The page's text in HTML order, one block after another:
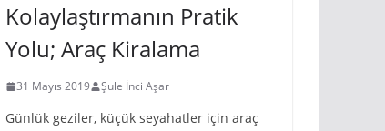
Kolaylaştırmanın Pratik
Yolu; Araç Kiralama
31 Mayıs 2019 Şule İnci Aşar
Günlük geziler, küçük seyahatler için araç